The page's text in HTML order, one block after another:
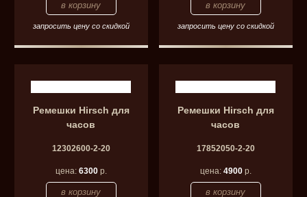
запросить цену со скидкой запросить цену со скидкой
Ремешки Hirsch для
часов
12302600-2-20
цена: 6300р.
Ремешки Hirsch для
часов
17852050-2-20
цена: 4900р.